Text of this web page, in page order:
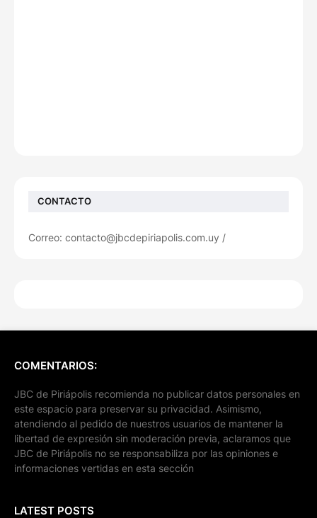
CONTACTO
Correo: contacto@jbcdepiriapolis.com.uy /
COMENTARIOS:
JBC de Piriápolis recomienda no publicar datos personales en
este espacio para preservar su privacidad. Asimismo,
atendiendo al pedido de nuestros usuarios de mantener la
libertad de expresión sin moderación previa, aclaramos que
JBC de Piriápolis no se responsabiliza por las opiniones e
informaciones vertidas en esta sección
LATEST POSTS